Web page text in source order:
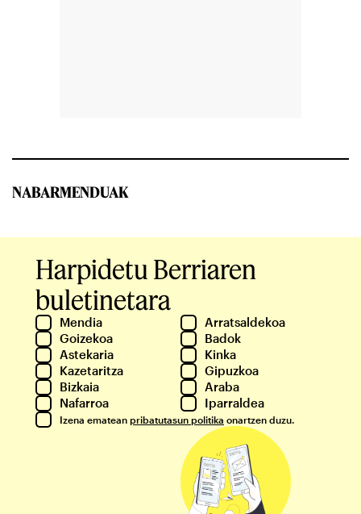
NABARMENDUAK
Harpidetu Berriaren
buletinetara
Mendia
Arratsaldekoa
Goizekoa
Badok
Astekaria
Kinka
Kazetaritza
Gipuzkoa
Bizkaia
Araba
Nafarroa
Iparraldea
Izena ematean pribatutasun politika onartzen duzu.